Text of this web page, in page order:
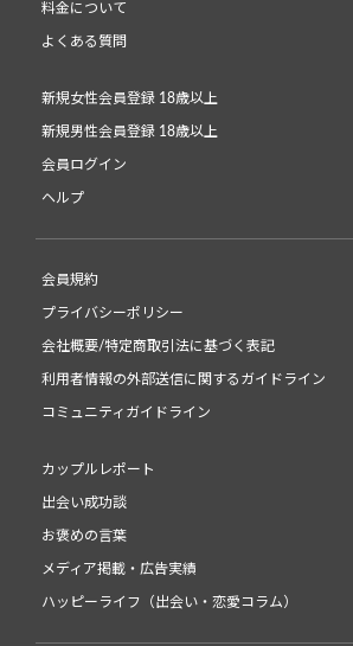
料金について
よくある質問
新規女性会員登録 18歳以上
新規男性会員登録 18歳以上
会員ログイン
ヘルプ
会員規約
プライバシーポリシー
会社概要/特定商取引法に基づく表記
利用者情報の外部送信に関するガイドライン
コミュニティガイドライン
カップルレポート
出会い成功談
お褒めの言葉
メディア掲載・広告実績
ハッピーライフ（出会い・恋愛コラム）